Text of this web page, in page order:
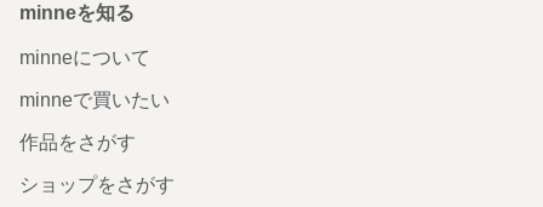
minneを知る
minneについて
minneで買いたい
作品をさがす
ショップをさがす